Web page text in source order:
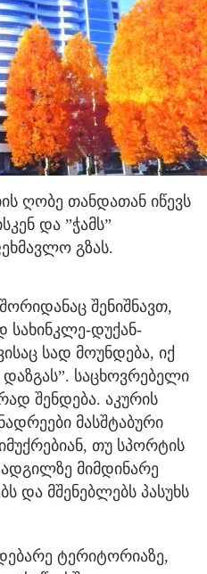
ღობე თანდათან იწევს
და ”ჭამს”
გზას.
შენიშნავთ,
დუქან-
სად მოუნდება, იქ
საცხოვრებელი
შენდება. აკურის
მასშტაბური
თუ სპორტის
მიმდინარე
და მშენებლებს პასუხს
ტერიტორიაზე,